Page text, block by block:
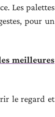
Les palettes
pour un
meilleures
le regard et